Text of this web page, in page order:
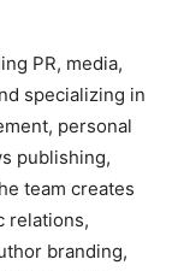
PR, media,
specializing in
personal
publishing,
team creates
relations,
branding,